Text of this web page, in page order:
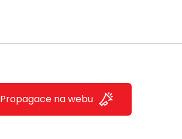
Propagace na webu